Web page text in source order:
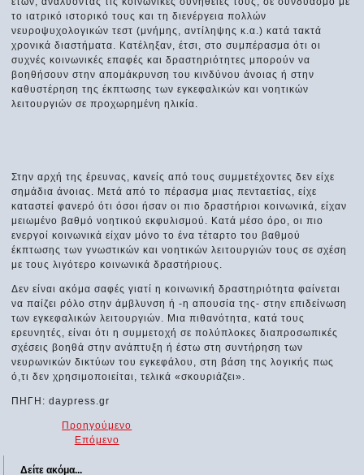
το ιατρικό ιστορικό τους και τη διενέργεια πολλών
νευροψυχολογικών τεστ (μνήμης, αντίληψης κ.α.) κατά τακτά
χρονικά διαστήματα. Κατέληξαν, έτσι, στο συμπέρασμα ότι οι
συχνές κοινωνικές επαφές και δραστηριότητες μπορούν να
βοηθήσουν στην απομάκρυνση του κινδύνου άνοιας ή στην
καθυστέρηση της έκπτωσης των εγκεφαλικών και νοητικών
λειτουργιών σε προχωρημένη ηλικία.
Στην αρχή της έρευνας, κανείς από τους συμμετέχοντες δεν είχε
σημάδια άνοιας. Μετά από το πέρασμα μιας πενταετίας, είχε
καταστεί φανερό ότι όσοι ήσαν οι πιο δραστήριοι κοινωνικά, είχαν
μειωμένο βαθμό νοητικού εκφυλισμού. Κατά μέσο όρο, οι πιο
ενεργοί κοινωνικά είχαν μόνο το ένα τέταρτο του βαθμού
έκπτωσης των γνωστικών και νοητικών λειτουργιών τους σε σχέση
με τους λιγότερο κοινωνικά δραστήριους.
Δεν είναι ακόμα σαφές γιατί η κοινωνική δραστηριότητα φαίνεται
να παίζει ρόλο στην άμβλυνση ή -η απουσία της- στην επιδείνωση
των εγκεφαλικών λειτουργιών. Μια πιθανότητα, κατά τους
ερευνητές, είναι ότι η συμμετοχή σε πολύπλοκες διαπροσωπικές
σχέσεις βοηθά στην ανάπτυξη ή έστω στη συντήρηση των
νευρωνικών δικτύων του εγκεφάλου, στη βάση της λογικής πως
ό,τι δεν χρησιμοποιείται, τελικά «σκουριάζει».
ΠΗΓΗ: daypress.gr
Προηγούμενο
Επόμενο
Δείτε ακόμα...